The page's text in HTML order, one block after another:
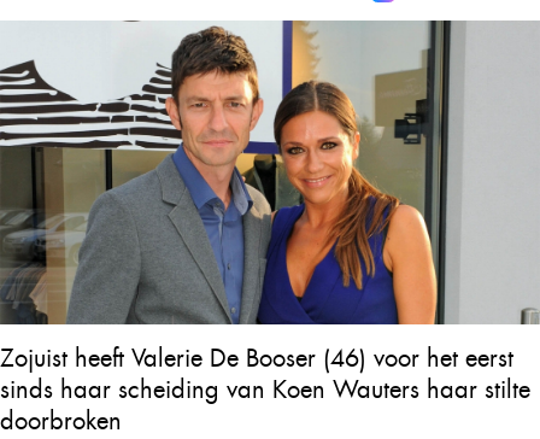
Zojuist heeft Valerie De Booser (46) voor het eerst
sinds haar scheiding van Koen Wauters haar stilte
doorbroken